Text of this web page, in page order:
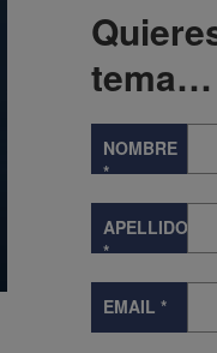
tema…
NOMBRE
*
APELLIDOS
*
EMAIL*